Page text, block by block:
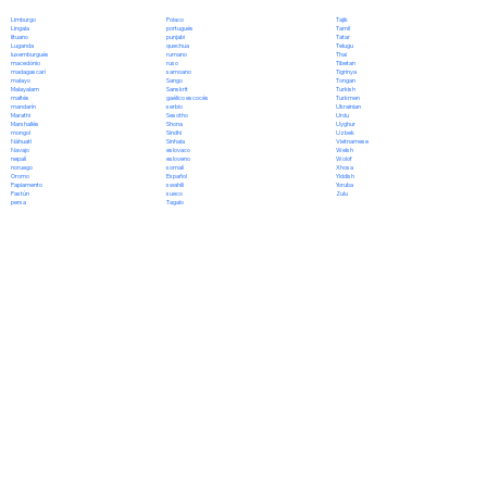
Limburgo
Lingala
lituano
Luganda
luxemburgués
macedónio
madagascarí
malayo
Malayalam
maltés
mandarín
Marathi
Marshallés
mongol
Náhuatl
Navajo
nepalí
noruego
Oromo
Papiamento
Pastún
persa
Polaco
portugués
punjabi
quechua
rumano
ruso
samoano
Sango
Sanskrit
gaélico escocés
serbio
Sesotho
Shona
Sindhi
Sinhala
eslovaco
esloveno
somalí
Español
swahili
sueco
Tagalo
Tajik
Tamil
Tatar
Telugu
Thai
Tibetan
Tigrinya
Tongan
Turkish
Turkmen
Ukrainian
Urdu
Uyghur
Uzbek
Vietnamese
Welsh
Wolof
Xhosa
Yiddish
Yoruba
Zulu